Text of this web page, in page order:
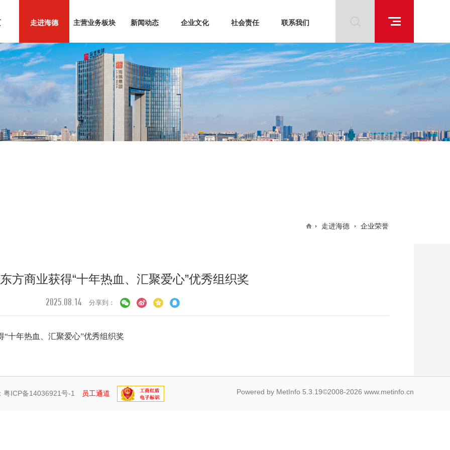
走进海德 主营业务板块 新闻动态 企业文化 社会责任 联系我们
走进海德 企业荣誉
方商业获得“十年热血、汇聚爱心”优秀组织奖
2025.08.14 分享到：
“十年热血 汇聚爱心”优秀组织奖
粤ICP备14036921号-1 员工通道 Powered by MetInfo 5.3.19©2008-2026 www.metinfo.cn